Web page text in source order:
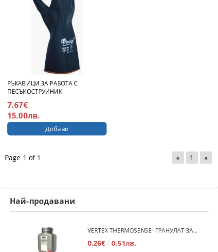
РЪКАВИЦИ ЗА РАБОТА С
ПЕСЪКОСТРУИНИК
7.67€
15.00лв.
Page 1 of 1 « 1 »
Най-продавани
VERTEX THERMOSENSE- ГРАНУЛАТ ЗА МЕКИ ПРОТЕЗИ
0.26€ 0.51лв.